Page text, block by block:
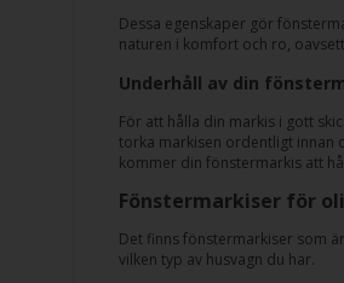
Dessa egenskaper gör
naturen i komfort och ro,
Underhåll av din
För att hålla din markis i gott
torka markisen ordentligt innan
kommer din fönstermarkis att
Fönstermarkiser för
Det finns fönstermarkiser som
vilken typ av husvagn du har.